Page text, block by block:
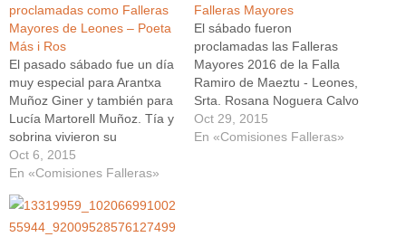
proclamadas como Falleras
Mayores de Leones – Poeta
Más i Ros
El pasado sábado fue un día
muy especial para Arantxa
Muñoz Giner y también para
Lucía Martorell Muñoz. Tía y
sobrina vivieron su
proclamación de forma muy
emotiva acompañadas de
que quisieron estar
presentes en el Casal de la
Oct 6, 2015
En «Comisiones Falleras»
Falleras Mayores
El sábado fueron
proclamadas las Falleras
Mayores 2016 de la Falla
Ramiro de Maeztu - Leones,
Srta. Rosana Noguera Calvo
y la niña Nuria Toledo
Rodríguez. Un breve sainete
Oct 29, 2015
En «Comisiones Falleras»